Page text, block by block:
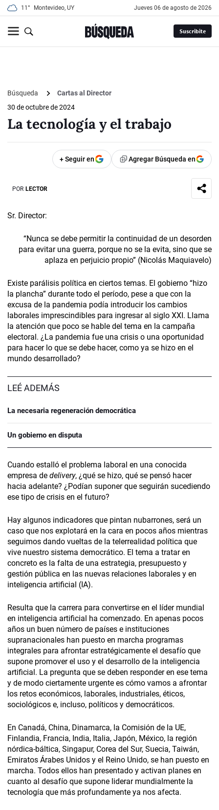
11° Montevideo, UY jueves 06 de agosto de 2026
Suscribite
Búsqueda
Cartas al Director
30 de octubre de 2024
La tecnología y el trabajo
+ Seguir en Agregar Búsqueda en
POR LECTOR
Sr. Director:
“Nunca se debe permitir la continuidad de un desorden
para evitar una guerra, porque no se la evita, sino que se
aplaza en perjuicio propio” (Nicolás Maquiavelo)
Existe parálisis política en ciertos temas. El gobierno “hizo
la plancha” durante todo el período, pese a que con la
excusa de la pandemia podía introducir los cambios
laborales imprescindibles para ingresar al siglo XXI. Llama
la atención que poco se hable del tema en la campaña
electoral. ¿La pandemia fue una crisis o una oportunidad
para hacer lo que se debe hacer, como ya se hizo en el
mundo desarrollado?
LEÉ ADEMÁS
La necesaria regeneración democrática
Un gobierno en disputa
Cuando estalló el problema laboral en una conocida
empresa de delivery, ¿qué se hizo, qué se pensó hacer
hacia adelante? ¿Podían suponer que seguirán sucediendo
ese tipo de crisis en el futuro?
Hay algunos indicadores que pintan nubarrones, será un
caso que nos explotará en la cara en pocos años mientras
seguimos dando vueltas de la telerrealidad política que
vive nuestro sistema democrático. El tema a tratar en
concreto es la falta de una estrategia, presupuesto y
gestión pública en las nuevas relaciones laborales y en
inteligencia artificial (IA).
Resulta que la carrera para convertirse en el líder mundial
en inteligencia artificial ha comenzado. En apenas pocos
años un buen número de países e instituciones
supranacionales han puesto en marcha programas
integrales para afrontar estratégicamente el desafío que
supone promover el uso y el desarrollo de la inteligencia
artificial. La pregunta que se deben responder en ese tema
y de modo ciertamente urgente es cómo vamos a afrontar
los retos económicos, laborales, industriales, éticos,
sociológicos e, incluso, políticos y democráticos.
En Canadá, China, Dinamarca, la Comisión de la UE,
Finlandia, Francia, India, Italia, Japón, México, la región
nórdica-báltica, Singapur, Corea del Sur, Suecia, Taiwán,
Emiratos Árabes Unidos y el Reino Unido, se han puesto en
marcha. Todos ellos han presentado y activan planes en
cuanto al desafío que supone liderar mundialmente la
tecnología que más profundamente ya nos afecta.